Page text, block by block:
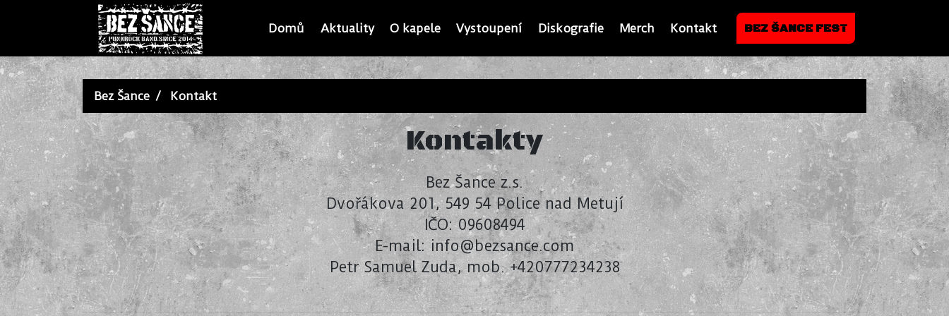
Domů Aktuality O kapele Vystoupení Diskografie Merch Kontakt BEZ ŠANCE FEST
Bez Šance Kontakt
Kontakty
Bez Šance z.s.
Dvořákova 201, 549 54 Police nad Metují
IČO:09608494
E-mail: info@bezsance.com
Petr Samuel Zuda, mob.+420777234238